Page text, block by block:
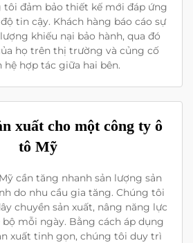
tôi đảm bảo thiết kế mới đáp ứng
tin cậy. Khách hàng báo cáo sự
khiếu nại bảo hành, qua đó
họ trên thị trường và củng cố
hệ hợp tác giữa hai bên.
xuất cho một công ty ô
tô Mỹ
cần tăng nhanh sản lượng sản
do nhu cầu gia tăng. Chúng tôi
chuyền sản xuất, nâng năng lực
bộ mỗi ngày. Bằng cách áp dụng
xuất tinh gọn, chúng tôi duy trì